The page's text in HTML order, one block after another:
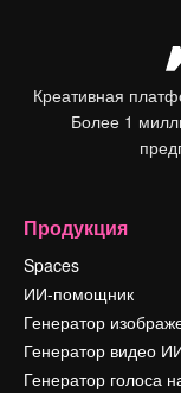
Креативная
Более 1
Продукция
Spaces
ИИ-помощник
Генератор
Генератор видео
Генератор голоса